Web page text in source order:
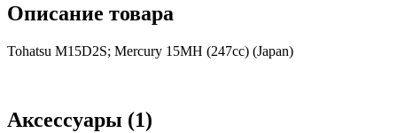
Описание товара
Tohatsu M15D2S; Mercury 15MH (247cc) (Japan)
Аксессуары (1)